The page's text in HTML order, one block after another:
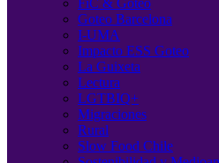
FiC & Goteo
Goteo Barcelona
I-UMA
Impacto ESS Goteo
La Guixeta
Lectura
LGTBIQ+
Migraciones
Rural
Slow Food Chile